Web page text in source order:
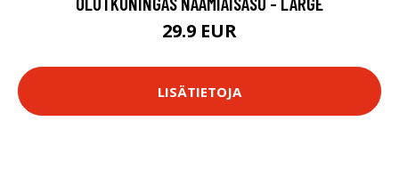
29.9 EUR
LISÄTIETOJA